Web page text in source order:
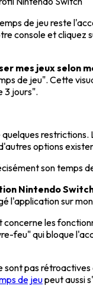
de jeu reste
console et
mes jeux selon
de jeu". Cette
3 jours".
options
son temps
Nintendo
sur
les
feu" qui bloque
pas
de jeupeut aussi